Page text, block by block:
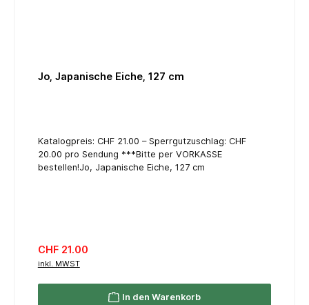
Jo, Japanische Eiche, 127 cm
Katalogpreis: CHF 21.00 – Sperrgutzuschlag: CHF
20.00 pro Sendung ***Bitte per VORKASSE
bestellen!Jo, Japanische Eiche, 127 cm
Regulärer Preis:
CHF 21.00
inkl. MWST
In den Warenkorb